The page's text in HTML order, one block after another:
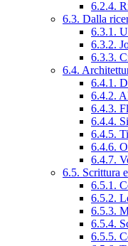
6.2.4.
6.3. Dalla
6.3.1.
6.3.2.
6.3.3.
6.4.
6.4.1.
6.4.2.
6.4.3.
6.4.4.
6.4.5.
6.4.6.
6.4.7.
6.5. Scrittura
6.5.1.
6.5.2.
6.5.3.
6.5.4.
6.5.5.